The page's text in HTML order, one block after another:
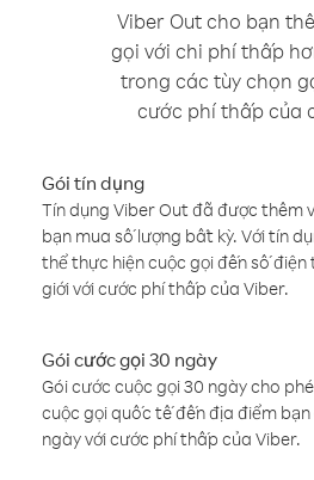
Viber Out cho bạn
gọi với chi phí thấp
trong các tùy chọn
cước phí thấp của
Gói tín dụng
Tín dụng Viber Out đã được thêm
bạn mua số lượng bất kỳ. Với tín
thể thực hiện cuộc gọi đến số
giới với cước phí thấp của Viber.
Gói cước gọi 30 ngày
Gói cước cuộc gọi 30 ngày cho
cuộc gọi quốc tế đến địa điểm
ngày với cước phí thấp của Viber.